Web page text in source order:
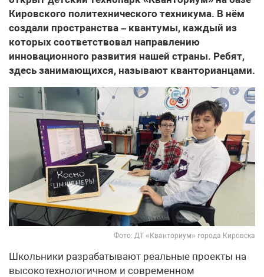
Кировского политехнического техникума. В нём
создали пространства – квантумы, каждый из
которых соответствовал направлению
инновационного развития нашей страны. Ребят,
здесь занимающихся, называют кванторианцами.
Фото: ДТ «Кванториум» города Кировска
Школьники разрабатывают реальные проекты на
высокотехнологичном и современном